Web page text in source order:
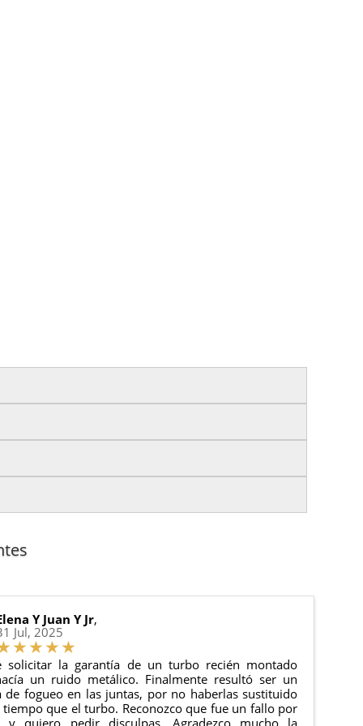
generales
del pedido para que puedas localizar tu paquete
de tu pedido.
Y Juan Y Jr,
Jul, 2025
solicitar la garantía de un turbo recién montado
un ruido metálico. Finalmente resultó ser un
de fogueo en las juntas, por no haberlas sustituido
que el turbo. Reconozco que fue un fallo por
y quiero pedir disculpas. Agradezco mucho la